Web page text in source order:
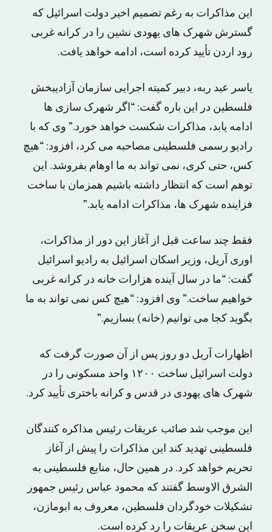
این مذاکرات به رغم تصمیم اخیر دولت اسرائیل که
گسترش شهرک های یهودی نشین را در کرانه غربی
رود اردن تأیید کرده است، ادامه خواهد یافت.
یاسر عبد ربه، دبیر کمیته اجرایی سازمان آزادیبخش
فلسطین در این باره گفت: “اگر شهرک سازی ها
ادامه یابد، مذاکرات شکست خواهد خورد.” وی که با
رادیو رسمی فلسطینی مصاحبه می کرد، افزود: “هیچ
کس، حتی کری، نمی تواند به ما اوهام بفروشد. این
توهم است که انتظار داشته باشیم همزمان با ساخت
فزاینده شهرک ها، مذاکرات ادامه یابد.”
فقط چند ساعت قبل از آغاز این دور از مذاکرات،
اوری آریل، وزیر اسکان اسرائیل به رادیو اسرائیل
گفت: “ما در سال آینده هزارات خانه در کرانه غربی
خواهیم ساخت.” وی افزود: “هیچ کس نمی تواند به ما
بگوید کجا می توانیم (خانه) بسازیم.”
اظهارات آریل دو روز پس از آن صورت گرفت که
دولت اسرائیل ساخت ۱۲۰۰ واحد مسکونی را در
شهرک های یهودی در قدس و کرانه باختری تأیید کرد.
این موجب شد صائب عریقات رئیس مذاکره کنندگان
فلسطینی تهدید کند این مذاکرات را پیش از آغاز
تحریم خواهد کرد. در همین حال، منابع فلسطینی به
الشرق الاوسط گفتند که محمود عباس رئیس جمهور
تشکیلات خودگردان فلسطین، معروف به ابومازن،
این سخن عریقات را رد کرده است.